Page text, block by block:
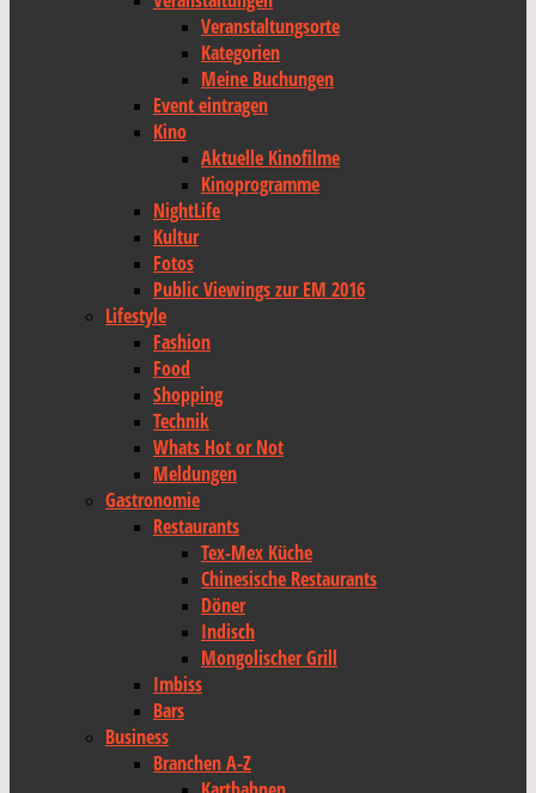
Veranstaltungsorte
Kategorien
Meine Buchungen
Event eintragen
Kino
Aktuelle Kinofilme
Kinoprogramme
NightLife
Kultur
Fotos
Public Viewings zur EM 2016
Lifestyle
Fashion
Food
Shopping
Technik
Whats Hot or Not
Meldungen
Gastronomie
Restaurants
Tex-Mex Küche
Chinesische Restaurants
Döner
Indisch
Mongolischer Grill
Imbiss
Bars
Business
Branchen A-Z